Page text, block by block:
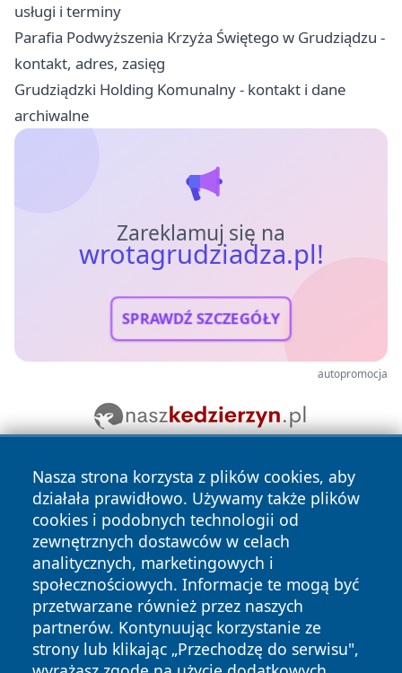
usługi i terminy
Parafia Podwyższenia Krzyża Świętego w Grudziądzu -
kontakt, adres, zasięg
Grudziądzki Holding Komunalny - kontakt i dane
archiwalne
Zareklamuj się na
wrotagrudziadza.pl!
SPRAWDŹ SZCZEGÓŁY
autopromocja
Nasza strona korzysta z plików cookies, aby
działała prawidłowo. Używamy także plików
cookies i podobnych technologii od
zewnętrznych dostawców w celach
analitycznych, marketingowych i
społecznościowych. Informacje te mogą być
przetwarzane również przez naszych
partnerów. Kontynuując korzystanie ze
strony lub klikając „Przechodzę do serwisu",
Copyright © 2026 wrotagrudziadza.pl Wszystkie prawa
zastrzeżone.
Polityka
Polityka